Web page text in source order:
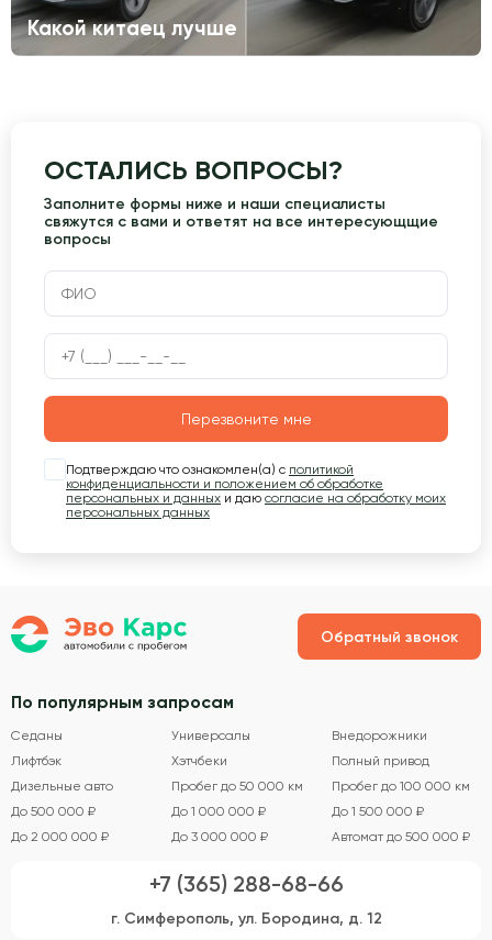
Какой китаец лучше
ОСТАЛИСЬ ВОПРОСЫ?
Заполните формы ниже и наши специалисты
свяжутся с вами и ответят на все интересующщие
вопросы
Перезвоните мне
Подтверждаю что ознакомлен(а) с политикой
конфиденциальности и положением об обработке
персональных и данных и даю согласие на обработку моих
персональных данных
Обратный звонок
По популярным запросам
Седаны Универсалы
Внедорожники
Лифтбэк
Хэтчбеки
Полный привод
Дизельные авто
Пробег до 50 000 км
Пробег до 100 000 км
До 500 000 ₽
До 1 000 000 ₽
До 1 500 000 ₽
До 2 000 000 ₽
До 3 000 000 ₽ Автомат до 500 000 ₽
+7 (365) 288-68-66
г. Симферополь, ул. Бородина, д. 12